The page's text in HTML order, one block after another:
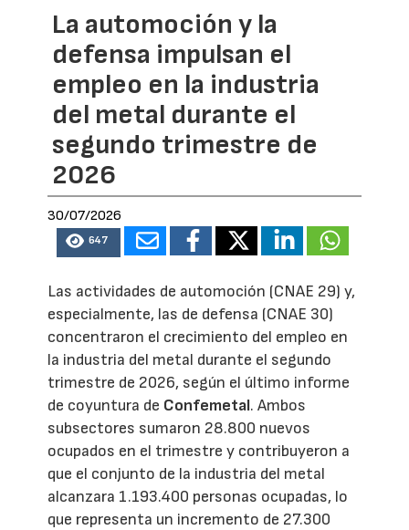
La automoción y la
defensa impulsan el
empleo en la industria
del metal durante el
segundo trimestre de
2026
30/07/2026
647
Las actividades de automoción (CNAE 29) y,
especialmente, las de defensa (CNAE 30)
concentraron el crecimiento del empleo en
la industria del metal durante el segundo
trimestre de 2026, según el último informe
de coyuntura de Confemetal. Ambos
subsectores sumaron 28.800 nuevos
ocupados en el trimestre y contribuyeron a
que el conjunto de la industria del metal
alcanzara 1.193.400 personas ocupadas, lo
que representa un incremento de 27.300